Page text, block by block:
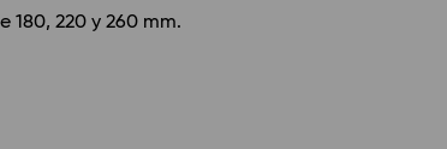
180, 220 y 260 mm.